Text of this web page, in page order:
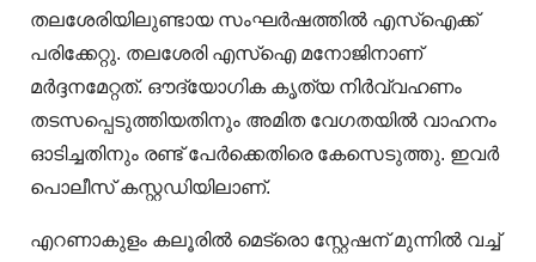
തലശേരിയിലുണ്ടായ സംഘര്‍ഷത്തില്‍ എസ്‌ഐക്ക്
പരിക്കേറ്റു. തലശേരി എസ്‌ഐ മനോജിനാണ്
മര്‍ദ്ദനമേറ്റത്. ഔദ്യോഗിക കൃത്യ നിര്‍വ്വഹണം
തടസപ്പെടുത്തിയതിനും അമിത വേഗതയില്‍ വാഹനം
ഓടിച്ചതിനും രണ്ട് പേര്‍ക്കെതിരെ കേസെടുത്തു. ഇവര്‍
പൊലീസ് കസ്റ്റഡിയിലാണ്.
എറണാകുളം കലൂരില്‍ മെട്രൊ സ്റ്റേഷന് മുന്നില്‍ വച്ച്